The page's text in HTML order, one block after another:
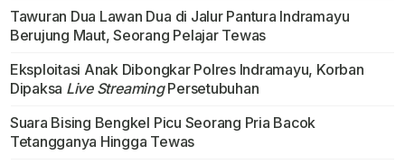
Tawuran Dua Lawan Dua di Jalur Pantura Indramayu
Berujung Maut, Seorang Pelajar Tewas
Eksploitasi Anak Dibongkar Polres Indramayu, Korban
Dipaksa Live StreamingPersetubuhan
Suara Bising Bengkel Picu Seorang Pria Bacok
Tetangganya Hingga Tewas